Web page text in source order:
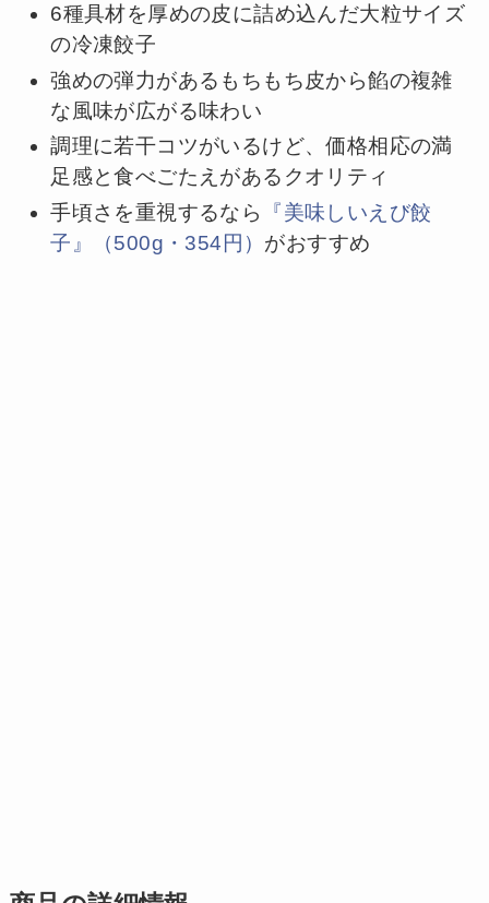
6種具材を厚めの皮に詰め込んだ大粒サイズ
の冷凍餃子
強めの弾力があるもちもち皮から餡の複雑
な風味が広がる味わい
調理に若干コツがいるけど、価格相応の満
足感と食べごたえがあるクオリティ
手頃さを重視するなら
『美味しいえび餃
子』（500g・354円） がおすすめ